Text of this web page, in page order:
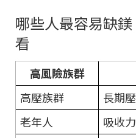
哪些人最容易缺
看
高風險族群
高壓族群
長期
老年人
吸收